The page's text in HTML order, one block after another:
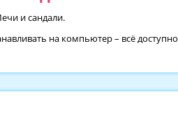
и сандали.
на компьютер – всё доступно